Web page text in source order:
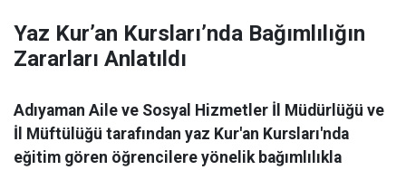
Yaz Kur’an Kursları’nda Bağımlılığın
Zararları Anlatıldı
Adıyaman Aile ve Sosyal Hizmetler İl Müdürlüğü ve
İl Müftülüğü tarafından yaz Kur'an Kursları'nda
eğitim gören öğrencilere yönelik bağımlılıkla